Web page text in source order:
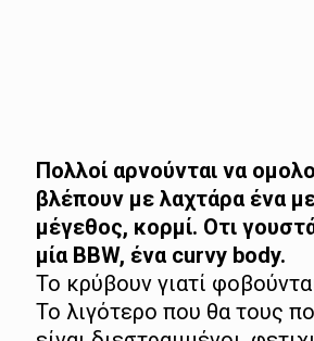
Πολλοί αρνούνται να
βλέπουν με λαχτάρα ένα
μέγεθος, κορμί. Οτι
μία BBW, ένα curvy body.
Το κρύβουν γιατί
Το λιγότερο που θα τους